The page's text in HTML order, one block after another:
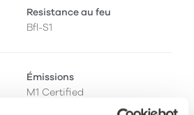
Resistance au feu
Bfl-S1
Émissions
M1 Certified
Indoor Air Comfort Gold